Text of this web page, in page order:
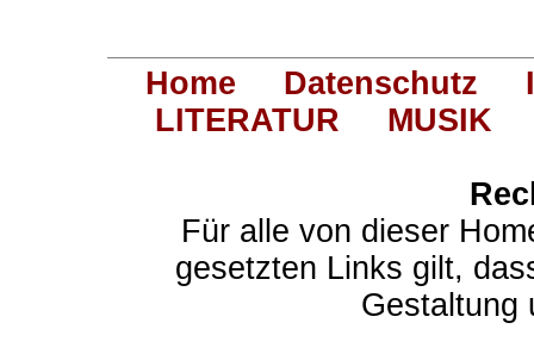
Home Datenschutz
LITERATUR
MUSIK
Für alle von dieser
gesetzten Links gilt,
Gestaltung